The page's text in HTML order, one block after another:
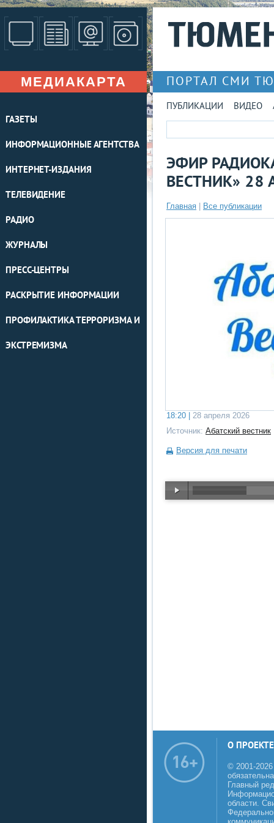
МЕДИАКАРТА
ГАЗЕТЫ
ИНФОРМАЦИОННЫЕ АГЕНТСТВА
ИНТЕРНЕТ-ИЗДАНИЯ
ТЕЛЕВИДЕНИЕ
РАДИО
ЖУРНАЛЫ
ПРЕСС-ЦЕНТРЫ
РАСКРЫТИЕ ИНФОРМАЦИИ
ПРОФИЛАКТИКА ТЕРРОРИЗМА И
ЭКСТРЕМИЗМА
ПОРТАЛ СМИ
ПУБЛИКАЦИИ ВИДЕО
ЭФИР
ВЕСТНИК» 28
Главная Все публикации
18:20 | 28 апреля 2026
Источник: Абатский вестник
Версия для печати
О ПРОЕКТЕ
© 2001-
Главный
области.